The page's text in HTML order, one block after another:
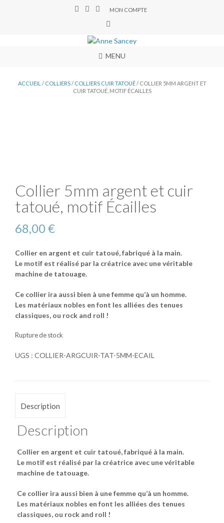
MON COMPTE
MENU
ACCUEIL / COLLIERS/ COLLIERS CUIR TATOUÉ/ COLLIER 5MM ARGENT ET
CUIR TATOUÉ, MOTIF ÉCAILLES
Collier 5mm argent et cuir
tatoué, motif Écailles
68,00€
Collier en argent et cuir tatoué, fabriqué à la main.
Le motif est réalisé par la créatrice avec une véritable
machine de tatouage.
Ce collier ira aussi bien à une femme qu’à un homme.
Les matériaux nobles en font les alliées des tenues
classiques, ou rock and roll !
Rupture de stock
UGS : COLLIER-ARGCUIR-TAT-5MM-ECAIL
Description
Description
Collier en argent et cuir tatoué, fabriqué à la main.
Le motif est réalisé par la créatrice avec une véritable
machine de tatouage.
Ce collier ira aussi bien à une femme qu’à un homme.
Les matériaux nobles en font les alliées des tenues
classiques, ou rock and roll !